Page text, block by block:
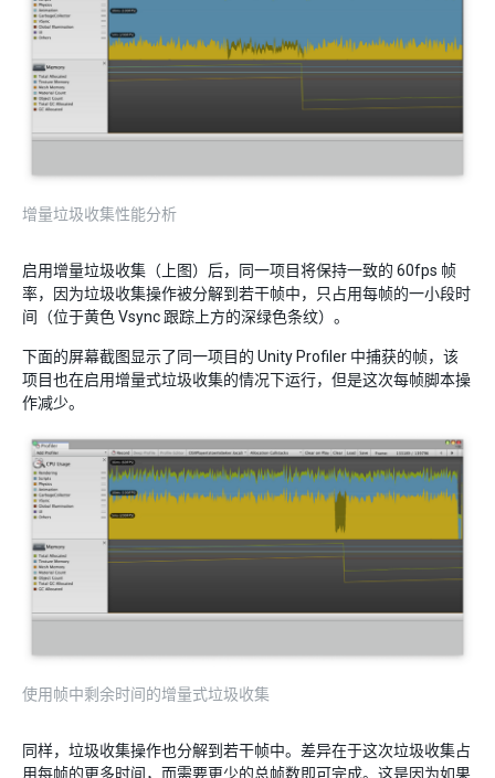
增量垃圾收集性能分析
启用增量垃圾收集（上图）后，同一项目将保持一致的 60fps 帧
率，因为垃圾收集操作被分解到若干帧中，只占用每帧的一小段时
间（位于黄色 Vsync 跟踪上方的深绿色条纹）。
下面的屏幕截图显示了同一项目的 Unity Profiler 中捕获的帧，该
项目也在启用增量式垃圾收集的情况下运行，但是这次每帧脚本操
作减少。
使用帧中剩余时间的增量式垃圾收集
同样，垃圾收集操作也分解到若干帧中。差异在于这次垃圾收集占
用每帧的更多时间，而需要更少的总帧数即可完成。这是因为如果